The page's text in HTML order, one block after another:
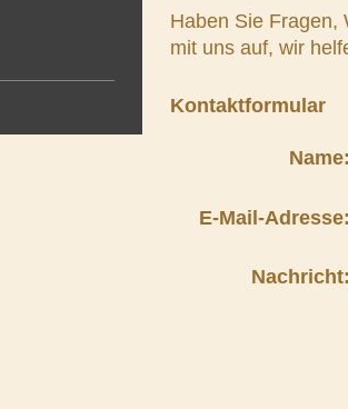
Haben Sie Fragen,
mit uns auf, wir
Kontaktformular
Name:
E-Mail-Adresse:
Nachricht: